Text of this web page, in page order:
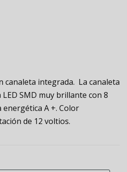
canaleta integrada. La canaleta
SMD muy brillante con 8
energética A +. Color
de 12 voltios.